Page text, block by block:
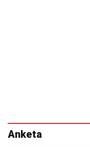
Anketa